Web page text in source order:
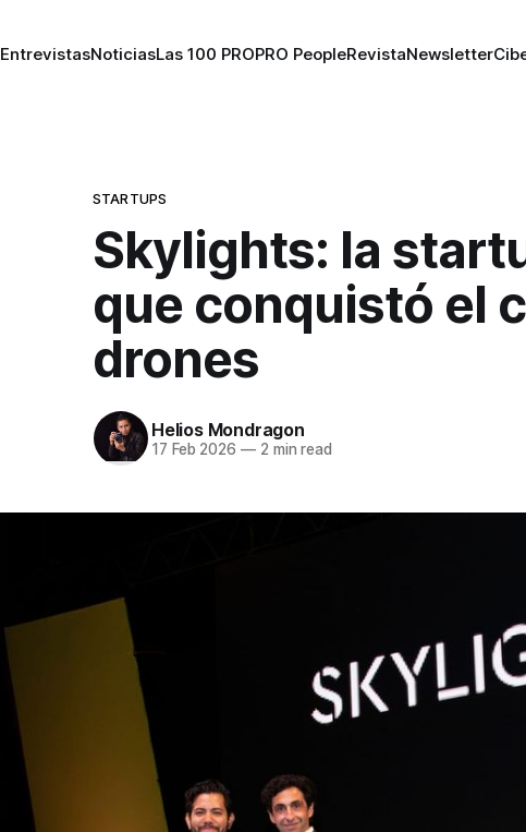
EntrevistasNoticiasLas 100 PROPRO PeopleRevistaNewsletter
STARTUPS
Skylights: la
que conquistó el
drones
Helios Mondragon
17 Feb 2026 —2 min read